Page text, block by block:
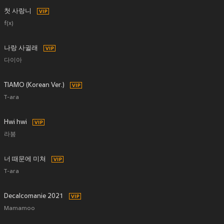
첫 사랑니
f(x)
나랑 사귈래
다이아
TIAMO (Korean Ver.)
T-ara
Hwi hwi
라붐
너 때문에 미쳐
T-ara
Decalcomanie 2021
Mamamoo